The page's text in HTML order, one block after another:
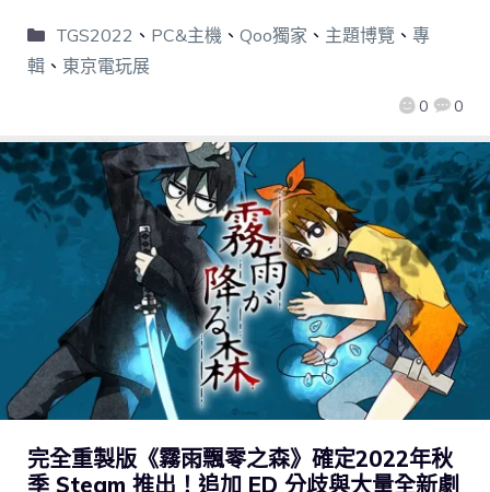
0 0
TGS2022 、 PC&主機、 Qoo獨家 、 主題博覽 、 專
輯 、 東京電玩展
完全重製版《霧雨飄零之森》確定2022年秋
季 Steam 推出！追加 ED 分歧與大量全新劇